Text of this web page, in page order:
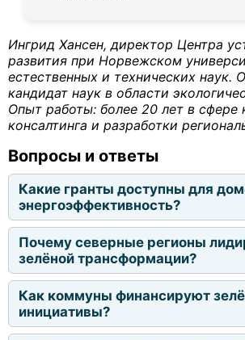
Ингрид Хансен, директор Центра
развития при Норвежском
естественных и технических наук.
кандидат наук в области
Опыт работы: более 20 лет в сфере
консалтинга и разработки
Вопросы и ответы
Какие гранты доступны для
энергоэффективность?
Почему северные регионы
зелёной трансформации?
Как коммуны финансируют
инициативы?